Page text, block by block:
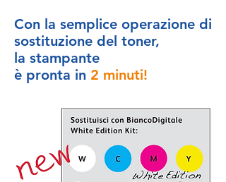
Con la semplice operazione di
sostituzione del toner,
la stampante
è pronta in 2 minuti!